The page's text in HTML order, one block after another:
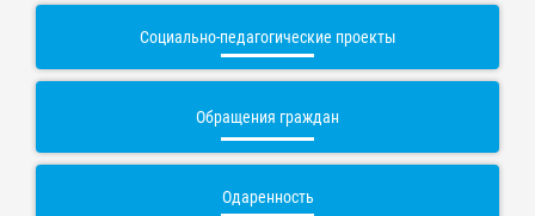
Социально-педагогические проекты
Обращения граждан
Одаренность